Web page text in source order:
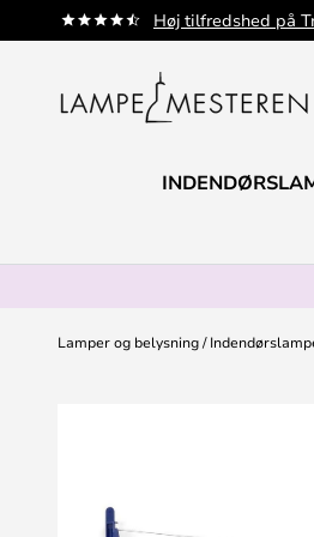
Høj tilfredshed på
Skip
to
Lamper og belysning